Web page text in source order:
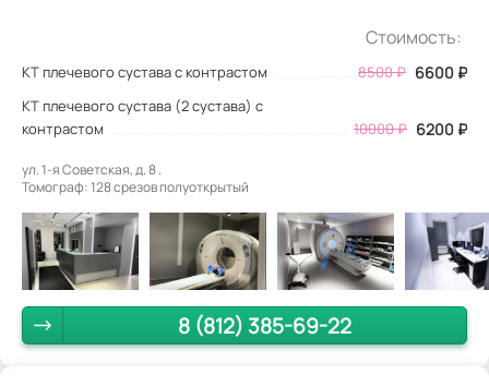
Стоимость:
КТ плечевого сустава с контрастом 8500₽ 6600 ₽
КТ плечевого сустава (2 сустава) с
контрастом
10000 ₽ 6200 ₽
ул. 1-я Советская, д. 8 .
Томограф: 128 срезов полуоткрытый
8 (812) 385-69-22